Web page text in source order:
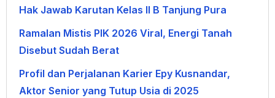
Hak Jawab Karutan Kelas II B Tanjung Pura
Ramalan Mistis PIK 2026 Viral, Energi Tanah
Disebut Sudah Berat
Profil dan Perjalanan Karier Epy Kusnandar,
Aktor Senior yang Tutup Usia di 2025